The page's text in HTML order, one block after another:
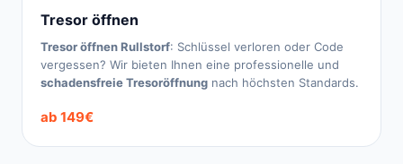
Tresor öffnen
Tresor öffnen Rullstorf: Schlüssel verloren oder Code
vergessen? Wir bieten Ihnen eine professionelle und
schadensfreie Tresoröffnung nach höchsten Standards.
ab 149€